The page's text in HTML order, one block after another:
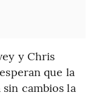
y Chris
que la
cambios la